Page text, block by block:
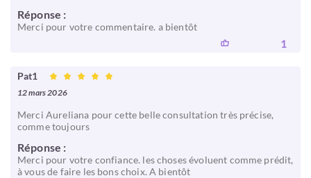
Réponse :
Merci pour votre commentaire. a bientôt
1
Pat1
12 mars 2026
Merci Aureliana pour cette belle consultation très précise,
comme toujours
Réponse :
Merci pour votre confiance. les choses évoluent comme prédit,
à vous de faire les bons choix. A bientôt